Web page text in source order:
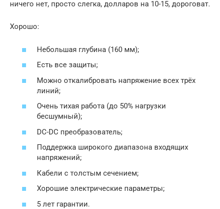
ничего нет, просто слегка, долларов на 10-15, дороговат.
Хорошо:
Небольшая глубина (160 мм);
Есть все защиты;
Можно откалибровать напряжение всех трёх
линий;
Очень тихая работа (до 50% нагрузки
бесшумный);
DC-DC преобразователь;
Поддержка широкого диапазона входящих
напряжений;
Кабели с толстым сечением;
Хорошие электрические параметры;
5 лет гарантии.